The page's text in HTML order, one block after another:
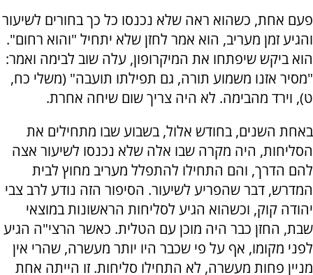
פעם אחת, כשהוא ראה שלא נכנסו כל כך בחורים לשיעור
והגיע זמן מעריב, הוא אמר לחזן שלא יתחיל "והוא רחום".
הוא ביקש שיפתחו את המיקרופון, עלה שוב לבימה ואמר:
"מסיר אזנו משמוע תורה, גם תפילתו תועבה" (משלי כח,
ט), וירד מהבימה. לא היה צריך שום שיחה אחרת.
באחת השנים, בחודש אלול, בשבוע שבו מתחילים את
הסליחות, היה מקרה שבו אלה שלא נכנסו לשיעור אצה
להם הדרך, והם התחילו להתפלל מעריב מחוץ לבית
המדרש, דבר שהפריע לשיעור. הסיפור הזה נודע לרב צבי
יהודה קוק, וכשהוא הגיע לסליחות הראשונות במוצאי
שבת, החזן כבר היה מוכן עם הטלית. כאשר הרצי"ה הגיע
לפני מקומו, אף על פי שכבר היו יותר מעשרה, שהרי אין
מניין פחות מעשרה, לא התחילו סליחות. זו הייתה אחת